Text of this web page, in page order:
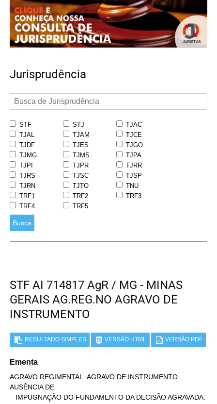
Jurisprudência
STF STJ
TJAC
TJAL
TJAM
TJCE
TJDF
TJES
TJGO
TJMG
TJMS
TJPA
TJPI
TJPR
TJRR
TJRS
TJSC
TJSP
TJRN
TJTO
TNU
TRF1
TRF2
TRF3
TRF4
TRF5
Busca
STF AI 714817 AgR / MG - MINAS
GERAIS AG.REG.NO AGRAVO DE
INSTRUMENTO
RESULTADO SIMPLES VERSÃO HTML VERSÃO PDF
Ementa
AGRAVO REGIMENTAL. AGRAVO DE INSTRUMENTO.
AUSÊNCIA DE